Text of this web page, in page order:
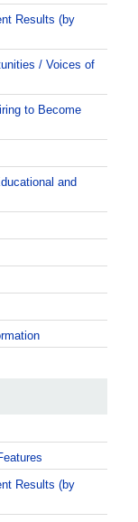
Results (by
/ Voices of
to Become
and
Results (by